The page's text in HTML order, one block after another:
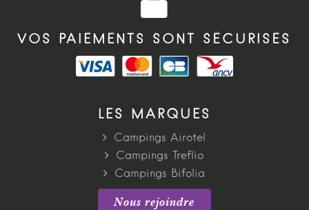
VOS PAIEMENTS SONT SÉCURISÉS
LES MARQUES
Campings Airotel
Campings Treflio
Campings Bifolia
Nous rejoindre